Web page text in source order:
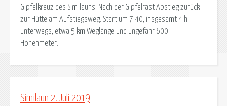
Gipfelkreuz des Similauns. Nach der Gipfelrast Abstieg zurück
zur Hütte am Aufstiegsweg. Start um 7:40, insgesamt 4 h
unterwegs, etwa 5 km Weglänge und ungefähr 600
Höhenmeter.
Similaun 2. Juli 2019